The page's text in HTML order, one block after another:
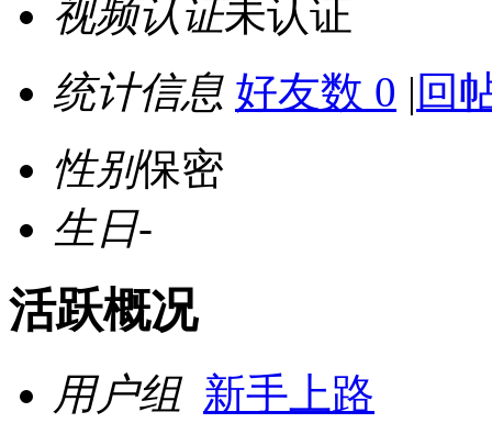
视频认证未认证
统计信息 好友数 0 | 回
性别保密
生日-
活跃概况
用户组 新手上路